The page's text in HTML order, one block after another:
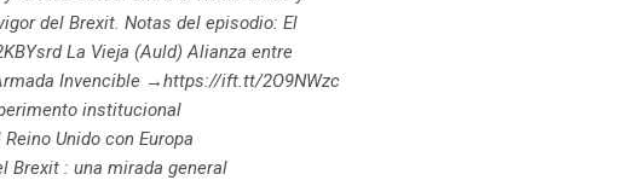
del Brexit. Notas del episodio: El
La Vieja (Auld) Alianza entre
Invencible →https://ift.tt/2O9NWzc
institucional
Unido con Europa
: una mirada general